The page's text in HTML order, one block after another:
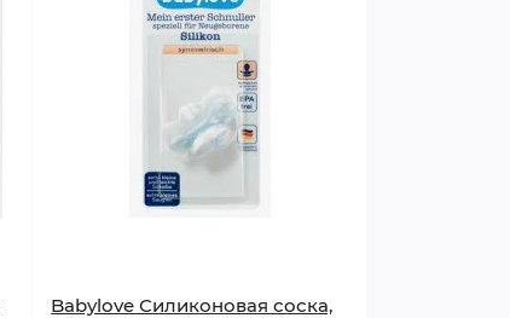
Babylove Силиконовая соска,